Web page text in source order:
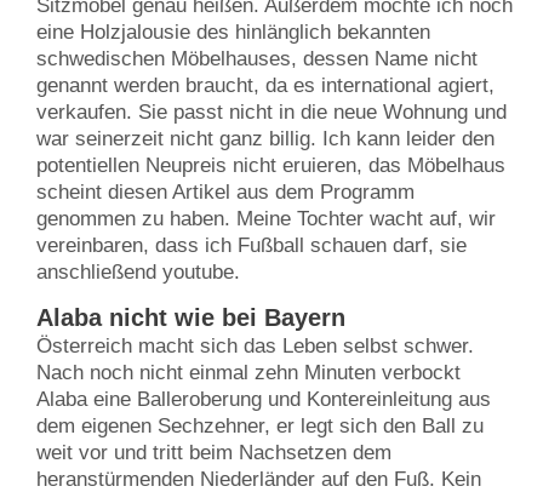
Sitzmöbel genau heißen. Außerdem möchte ich noch
eine Holzjalousie des hinlänglich bekannten
schwedischen Möbelhauses, dessen Name nicht
genannt werden braucht, da es international agiert,
verkaufen. Sie passt nicht in die neue Wohnung und
war seinerzeit nicht ganz billig. Ich kann leider den
potentiellen Neupreis nicht eruieren, das Möbelhaus
scheint diesen Artikel aus dem Programm
genommen zu haben. Meine Tochter wacht auf, wir
vereinbaren, dass ich Fußball schauen darf, sie
anschließend youtube.
Alaba nicht wie bei Bayern
Österreich macht sich das Leben selbst schwer.
Nach noch nicht einmal zehn Minuten verbockt
Alaba eine Balleroberung und Kontereinleitung aus
dem eigenen Sechzehner, er legt sich den Ball zu
weit vor und tritt beim Nachsetzen dem
heranstürmenden Niederländer auf den Fuß. Kein